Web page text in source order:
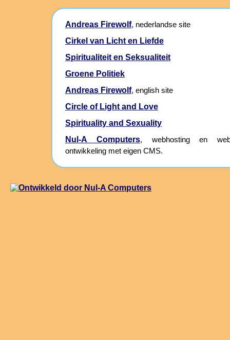
Andreas Firewolf, nederlandse site
Cirkel van Licht en Liefde
Spiritualiteit en Seksualiteit
Groene Politiek
Andreas Firewolf, english site
Circle of Light and Love
Spirituality and Sexuality
Nul-A Computers, webhosting en
ontwikkeling met eigen CMS.